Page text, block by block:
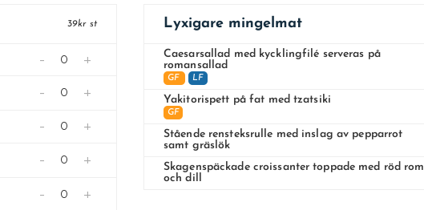
39kr st
- +
- +
- +
- +
- +
Lyxigare mingelmat
Caesarsallad med kycklingfilé serveras på
romansallad
GF LF
Yakitorispett på fat med tzatsiki
GF
Stående rensteksrulle med inslag av pepparrot
samt gräslök
Skagenspäckade croissanter toppade med röd rom
och dill